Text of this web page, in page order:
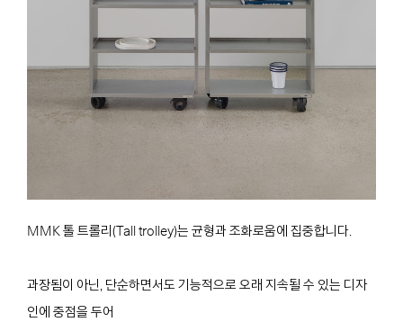
MMK 톨 트롤리(Tall trolley)는 균형과 조화로움에 집중합니다.
과장됨이 아닌, 단순하면서도 기능적으로 오래 지속될 수 있는 디자
인에 중점을 두어